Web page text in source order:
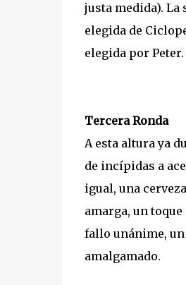
justa medida). La
elegida de
elegida por
Tercera Ronda
A esta altura ya
de incípidas a
igual, una
amarga, un
fallo unánime,
amalgamado.